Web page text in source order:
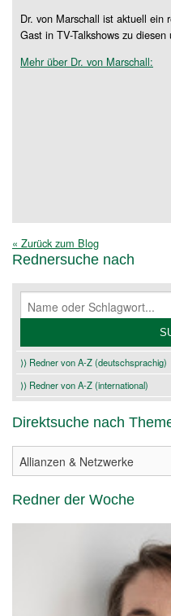
Dr. von Marschall ist aktuell ein
Gast in TV-Talkshows zu
Mehr über Dr. von Marschall:
« Zurück zum Blog
Rednersuche nach
⟩⟩ Redner von A-Z (deutschsprachig)
⟩⟩ Redner von A-Z (international)
Direktsuche nach
Redner der Woche